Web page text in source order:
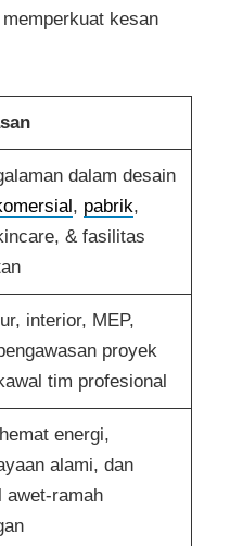
kesan
dalam desain
, pabrik,
& fasilitas
interior, MEP,
proyek
tim profesional
energi,
alami, dan
awet-ramah